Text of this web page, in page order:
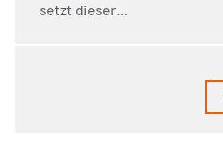
setzt dieser…